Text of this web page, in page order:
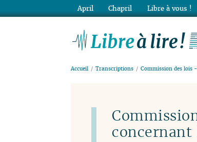
Accueil Transcriptions Commission des lois
April Chapril Libre à vous !